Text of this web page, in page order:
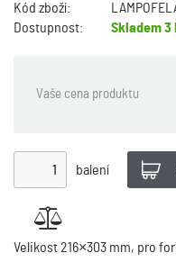
Kód zboží:
Dostupnost:
Skladem3
Vaše cena produktu
balení
Velikost 216×303 mm, pro